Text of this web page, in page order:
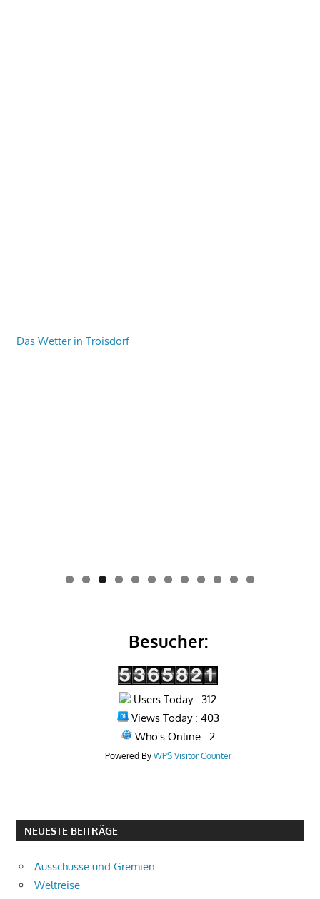
Das Wetter in Troisdorf
0 1 2
Besucher:
Users Today : 312
Views Today : 403
Who's Online : 2
Powered By WPS Visitor Counter
NEUESTE BEITRÄGE
Ausschüsse und Gremien
Weltreise